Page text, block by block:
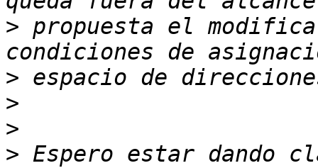
> propuesta el
>
>
>
> Espero estar dando